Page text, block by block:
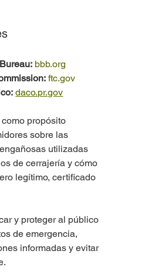
bbb.org
ftc.gov
daco.pr.gov
propósito
sobre las
utilizadas
de cerrajería y cómo
legítimo, certificado
y proteger al público
de emergencia,
informadas y evitar